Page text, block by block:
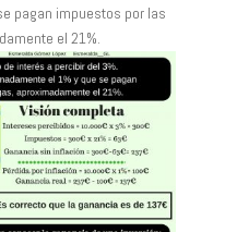
pagan impuestos por las
el 21%.